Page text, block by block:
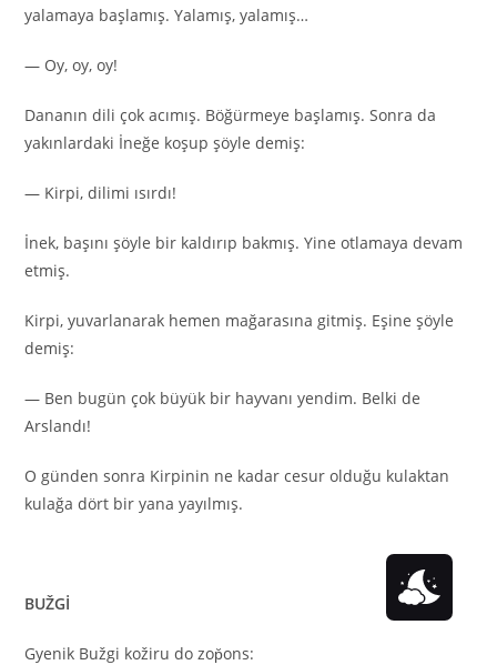
yalamaya başlamış. Yalamış, yalamış…
— Oy, oy, oy!
Dananın dili çok acımış. Böğürmeye başlamış. Sonra da
yakınlardaki İneğe koşup şöyle demiş:
— Kirpi, dilimi ısırdı!
İnek, başını şöyle bir kaldırıp bakmış. Yine otlamaya devam
etmiş.
Kirpi, yuvarlanarak hemen mağarasına gitmiş. Eşine şöyle
demiş:
— Ben bugün çok büyük bir hayvanı yendim. Belki de
Arslandı!
O günden sonra Kirpinin ne kadar cesur olduğu kulaktan
kulağa dört bir yana yayılmış.
BUŽGİ
Gyenik Bužgi kožiru do zop̆ons: